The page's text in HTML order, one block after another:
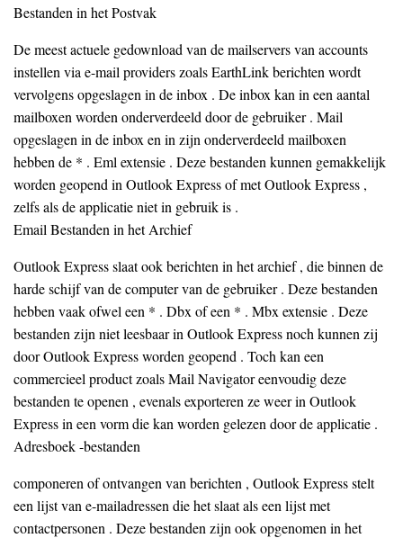
Bestanden in het Postvak
De meest actuele gedownload van de mailservers van accounts
instellen via e-mail providers zoals EarthLink berichten wordt
vervolgens opgeslagen in de inbox . De inbox kan in een aantal
mailboxen worden onderverdeeld door de gebruiker . Mail
opgeslagen in de inbox en in zijn onderverdeeld mailboxen
hebben de * . Eml extensie . Deze bestanden kunnen gemakkelijk
worden geopend in Outlook Express of met Outlook Express ,
zelfs als de applicatie niet in gebruik is .
Email Bestanden in het Archief
Outlook Express slaat ook berichten in het archief , die binnen de
harde schijf van de computer van de gebruiker . Deze bestanden
hebben vaak ofwel een * . Dbx of een * . Mbx extensie . Deze
bestanden zijn niet leesbaar in Outlook Express noch kunnen zij
door Outlook Express worden geopend . Toch kan een
commercieel product zoals Mail Navigator eenvoudig deze
bestanden te openen , evenals exporteren ze weer in Outlook
Express in een vorm die kan worden gelezen door de applicatie .
Adresboek -bestanden
componeren of ontvangen van berichten , Outlook Express stelt
een lijst van e-mailadressen die het slaat als een lijst met
contactpersonen . Deze bestanden zijn ook opgenomen in het